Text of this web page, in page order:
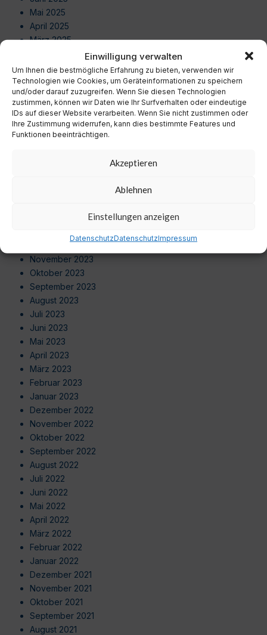
Einwilligung verwalten
Um Ihnen die bestmögliche Erfahrung zu bieten, verwenden wir
Technologien wie Cookies, um Geräteinformationen zu speichern
und/oder darauf zuzugreifen. Wenn Sie diesen Technologien
zustimmen, können wir Daten wie Ihr Surfverhalten oder eindeutige
IDs auf dieser Website verarbeiten. Wenn Sie nicht zustimmen oder
Ihre Zustimmung widerrufen, kann dies bestimmte Features und
Funktionen beeinträchtigen.
Akzeptieren
Ablehnen
Einstellungen anzeigen
DatenschutzDatenschutzImpressum
Mai 2025
April 2025
März 2025
Januar 2025
Dezember 2024
November 2024
Oktober 2024
September 2024
August 2024
Dezember 2023
November 2023
Oktober 2023
September 2023
August 2023
Juli 2023
Juni 2023
Mai 2023
April 2023
März 2023
Februar 2023
Januar 2023
Dezember 2022
November 2022
Oktober 2022
September 2022
August 2022
Juli 2022
Juni 2022
Mai 2022
April 2022
März 2022
Februar 2022
Januar 2022
Dezember 2021
November 2021
Oktober 2021
September 2021
August 2021